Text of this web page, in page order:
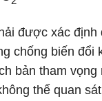
được xác
chống biến
bản tham
thể quan